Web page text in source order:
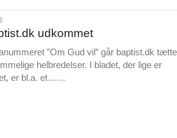
r
e
udkommet
”Om Gud vil” går baptist.dk
helbredelser. I bladet, der lige er
er bl.a. et……